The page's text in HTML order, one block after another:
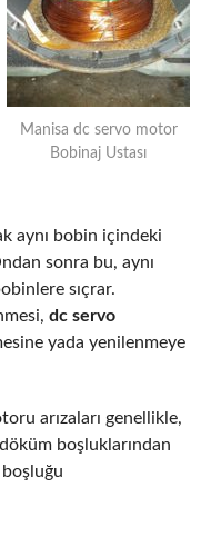
Manisa dc servo motor
Bobinaj Ustası
aynı bobin içindeki
sonra bu, aynı
sıçrar.
dc servo
yada yenilenmeye
arızaları genellikle,
boşluklarından